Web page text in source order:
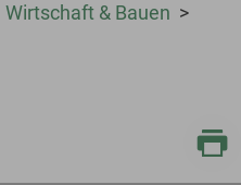
Wirtschaft & Bauen